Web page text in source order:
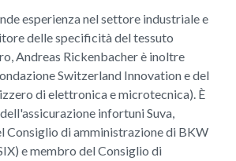
esperienza nel settore industriale e
delle specificità del tessuto
Andreas Rickenbacher è inoltre
Switzerland Innovation e del
di elettronica e microtecnica). È
infortuni Suva,
Consiglio di amministrazione di BKW
e membro del Consiglio di